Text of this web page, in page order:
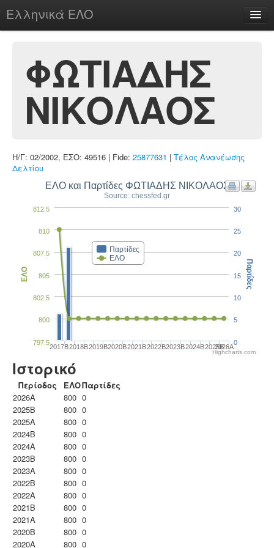
Ελληνικά ΕΛΟ
chesstu.be @ discord
Login
ΦΩΤΙΑΔΗΣ
ΝΙΚΟΛΑΟΣ
Η/Γ: 02/2002, ΕΣΟ: 49516 | Fide: 25877631 | Τέλος Ανανέωσης
Δελτίου
ΕΛΟ και Παρτίδες ΦΩΤΙΑΔΗΣ ΝΙΚΟΛΑΟΣ
Source: chessfed.gr
Παρτίδες
ΕΛΟ
2017B2018B2019B2020B2021B2022B2023B2024B2025B2026A
797.5
800
802.5
805
807.5
810
812.5
ΕΛΟ
0
5
10
15
20
25
30
Παρτίδες
Highcharts.com
Ιστορικό
Περίοδος ΕΛΟΠαρτίδες
2026A
800 0
2025B
800 0
2025A
800 0
2024B
800 0
2024A
800 0
2023B
800 0
2023Α
800 0
2022B
800 0
2022A
800 0
2021B
800 0
2021A
800 0
2020B
800 0
2020A
800 0